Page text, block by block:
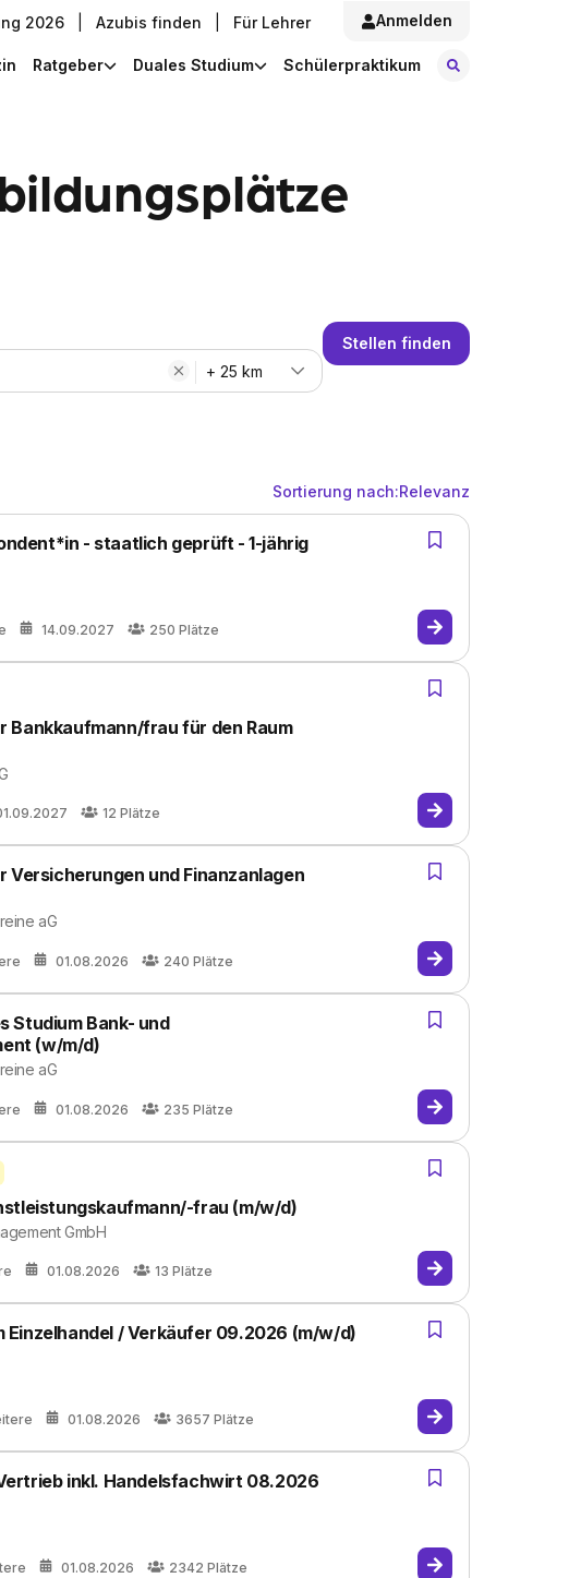
2026 Azubis finden Für Lehrer Anmelden
Ratgeber Duales Studium Schülerpraktikum
+ 25 km
Stellen finden
Sortierung nach:Relevanz
- staatlich geprüft - 1-jährig
14.09.2027 250 Plätze
Bankkaufmann/frau für den Raum
12 Plätze
Versicherungen und Finanzanlagen
aG
01.08.2026 240 Plätze
Studium Bank- und
(w/m/d)
aG
01.08.2026 235 Plätze
frau (m/w/d)
GmbH
01.08.2026 13 Plätze
Einzelhandel / Verkäufer 09.2026 (m/w/d)
01.08.2026 3657 Plätze
inkl. Handelsfachwirt 08.2026
01.08.2026 2342 Plätze